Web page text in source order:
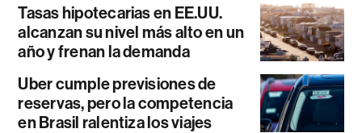
Tasas hipotecarias en EE.UU.
alcanzan su nivel más alto en un
año y frenan la demanda
Uber cumple previsiones de
reservas, pero la competencia
en Brasil ralentiza los viajes